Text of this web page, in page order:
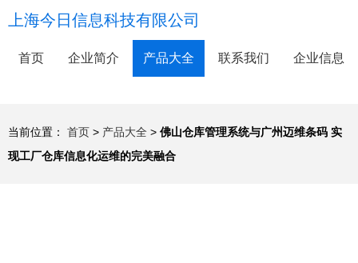
上海今日信息科技有限公司
首页 企业简介 产品大全 联系我们 企业信息
当前位置： 首页 > 产品大全 > 佛山仓库管理系统与广州迈维条码 实
现工厂仓库信息化运维的完美融合